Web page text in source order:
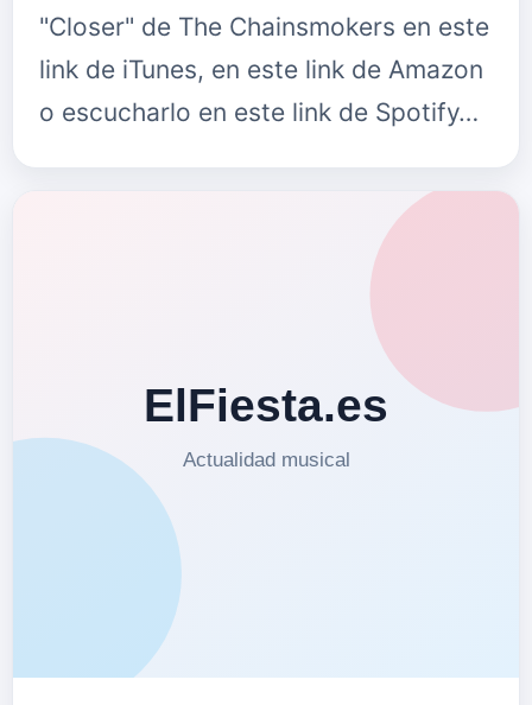
"Closer" de The Chainsmokers en este
link de iTunes, en este link de Amazon
o escucharlo en este link de Spotify…